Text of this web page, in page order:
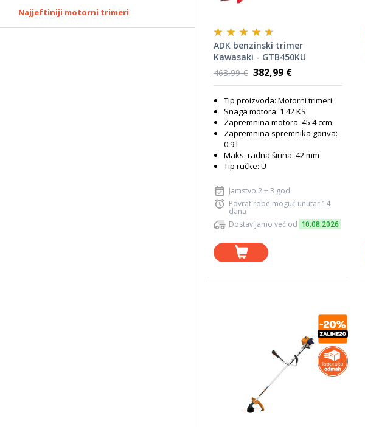
Najjeftiniji motorni trimeri
ADK benzinski trimer
Kawasaki - GTB450KU
463,99 € 382,99 €
Tip proizvoda: Motorni trimeri
Snaga motora: 1.42 KS
Zapremnina motora: 45.4 ccm
Zapremnina spremnika goriva:
0.9 l
Maks. radna širina: 42 mm
Tip ručke: U
Jamstvo:2 + 3 god
Povrat robe moguć unutar 14
dana
Dostavljamo već od 10.08.2026